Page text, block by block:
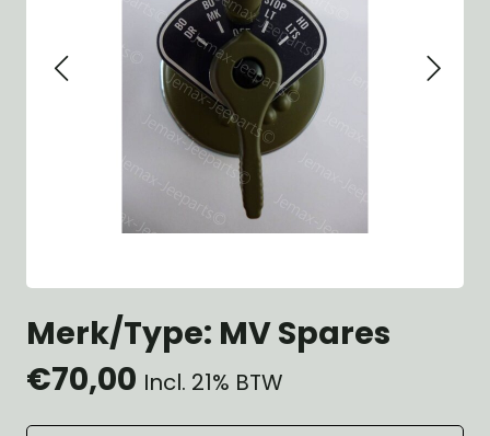
Merk/Type: MV Spares
€70,00 Incl. 21% BTW